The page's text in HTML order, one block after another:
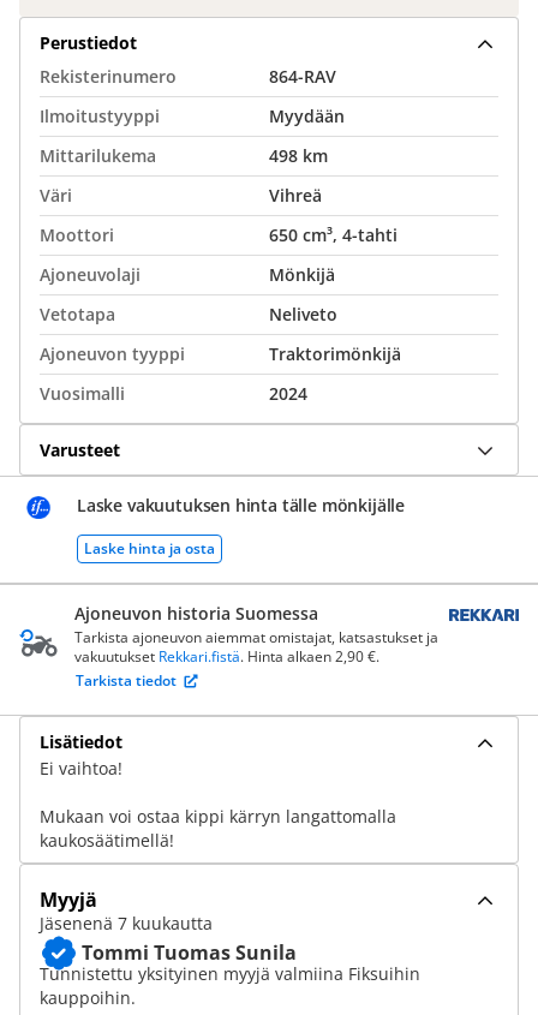
Perustiedot
Rekisterinumero
864-RAV
Ilmoitustyyppi
Myydään
Mittarilukema
498 km
Väri
Vihreä
Moottori
650 cm³, 4-tahti
Ajoneuvolaji
Mönkijä
Vetotapa
Neliveto
Ajoneuvon tyyppi
Traktorimönkijä
Vuosimalli
2024
Varusteet
Laske vakuutuksen hinta tälle mönkijälle
Laske hinta ja osta
Ajoneuvon historia Suomessa
Tarkista ajoneuvon aiemmat omistajat, katsastukset ja
vakuutukset Rekkari.fistä. Hinta alkaen 2,90 €.
Tarkista tiedot
Lisätiedot
Ei vaihtoa!
Mukaan voi ostaa kippi kärryn langattomalla
kaukosäätimellä!
Myyjä
Jäsenenä 7 kuukautta
Tommi Tuomas Sunila
Tunnistettu yksityinen myyjä valmiina Fiksuihin
kauppoihin.